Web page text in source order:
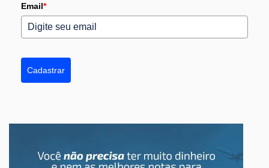
Email*
Cadastrar